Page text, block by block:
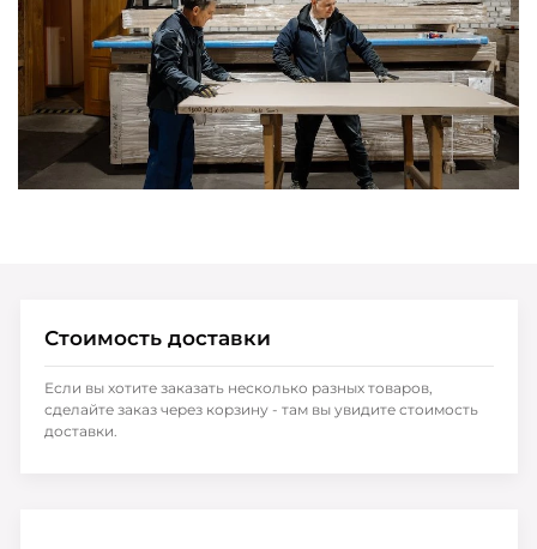
Стоимость доставки
Если вы хотите заказать несколько разных товаров,
сделайте заказ через корзину - там вы увидите стоимость
доставки.